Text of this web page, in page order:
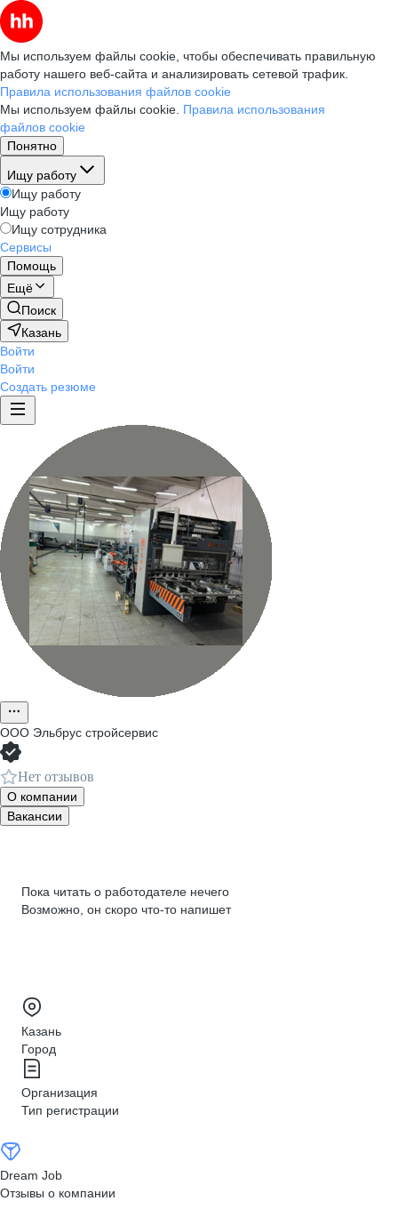
Мы используем файлы cookie, чтобы обеспечивать правильную
работу нашего веб-сайта и анализировать сетевой трафик.
Правила использования файлов cookie
Мы используем файлы cookie. Правила использования
файлов cookie
Понятно
Ищу работу
Ищу работу
Ищу работу
Ищу сотрудника
Сервисы
Помощь
Ещё
Поиск
Казань
Войти
Войти
Создать резюме
ООО Эльбрус стройсервис
Нет отзывов
О компании
Вакансии
Пока читать о работодателе нечего
Возможно, он скоро что‑то напишет
Казань
Город
Организация
Тип регистрации
Dream Job
Отзывы о компании